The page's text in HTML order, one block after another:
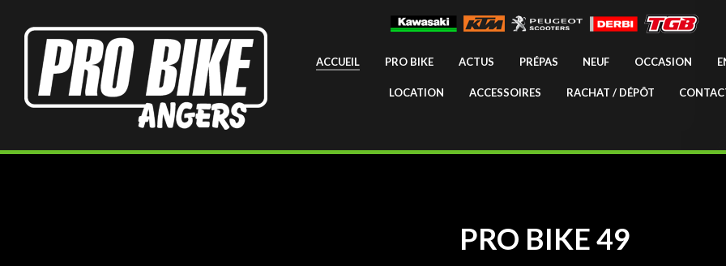
ACCUEIL PRO BIKE ACTUS PRÉPAS NEUF OCCASION
LOCATION ACCESSOIRES RACHAT / DÉPÔT
PRO BIKE 49